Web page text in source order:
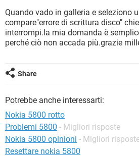
HARDWARE
INSTAGRAM
TIKTOK
HARDWARE
iOS
INSTAGRAM
HARDWARE
Quando vado in galleria e seleziono
compare"errore di scrittura disco"
interrompi.la mia domanda è
perché ciò non accada più.grazie
Share
Potrebbe anche interessarti:
Nokia 5800 rotto
Problemi 5800 - Migliori risposte
Nokia 5800 opinioni - Migliori
Resettare nokia 5800